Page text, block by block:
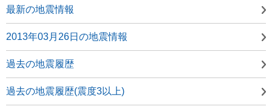
最新の地震情報
2013年03月26日の地震情報
過去の地震履歴
過去の地震履歴(震度3以上)